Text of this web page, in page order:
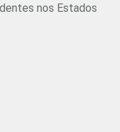
nos Estados